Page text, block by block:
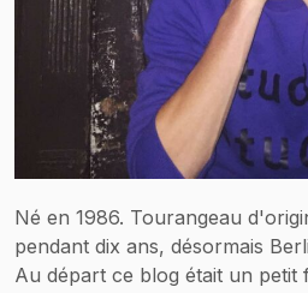
Né en 1986. Tourangeau
pendant dix ans, désormais
Au départ ce blog était un petit